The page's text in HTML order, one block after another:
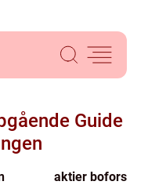
Guide
aktier bofors